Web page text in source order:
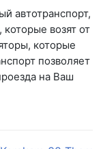
автотранспорт,
возят от
которые
позволяет
на Ваш